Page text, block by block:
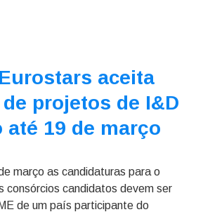
aceita
projetos de I&D
até 19 de março
março as candidaturas para o
consórcios candidatos devem ser
de um país participante do